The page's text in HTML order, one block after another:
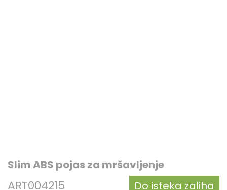
Slim ABS pojas za mršavljenje
ART004215 Do isteka zaliha